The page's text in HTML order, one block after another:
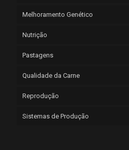
Melhoramento Genético
Nutrição
Pastagens
Qualidade da Carne
Reprodução
Sistemas de Produção